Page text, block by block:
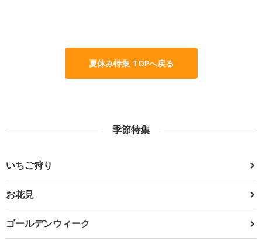
夏休み特集 TOPへ戻る
季節特集
いちご狩り
お花見
ゴールデンウィーク